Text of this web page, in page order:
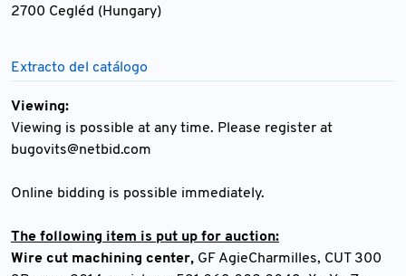
2700 Cegléd (Hungary)
Extracto del catálogo
Viewing:
Viewing is possible at any time. Please register at
bugovits@netbid.com
Online bidding is possible immediately.
The following item is put up for auction:
Wire cut machining center, GF AgieCharmilles, CUT 300